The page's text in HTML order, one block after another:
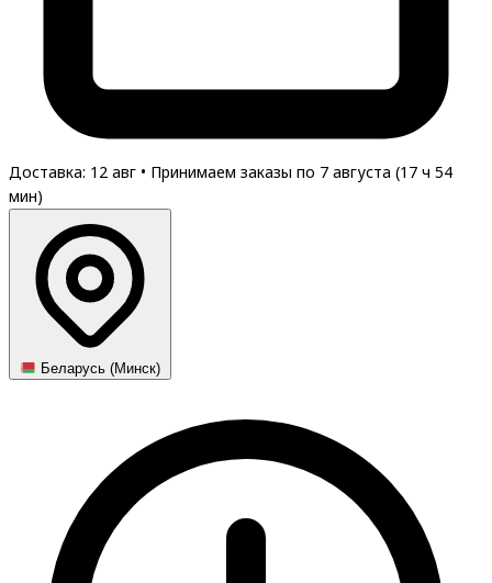
Доставка: 12 авг • Принимаем заказы по 7 августа (17 ч 54
мин)
Беларусь (Минск)